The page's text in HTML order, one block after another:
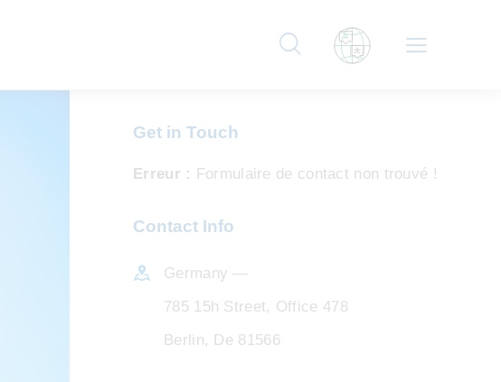
Get in Touch
Erreur : Formulaire de contact non trouvé !
Contact Info
Germany —
785 15h Street, Office 478
Berlin, De 81566